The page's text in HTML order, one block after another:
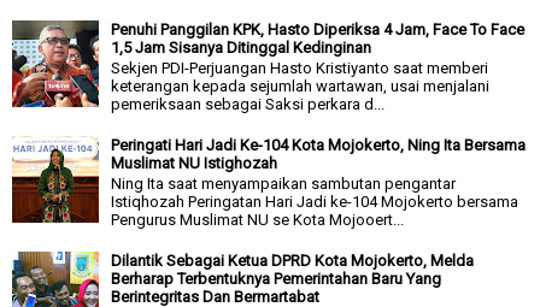
Penuhi Panggilan KPK, Hasto Diperiksa 4 Jam, Face To Face
1,5 Jam Sisanya Ditinggal Kedinginan
Sekjen PDI-Perjuangan Hasto Kristiyanto saat memberi
keterangan kepada sejumlah wartawan, usai menjalani
pemeriksaan sebagai Saksi perkara d...
Peringati Hari Jadi Ke-104 Kota Mojokerto, Ning Ita Bersama
Muslimat NU Istighozah
Ning Ita saat menyampaikan sambutan pengantar
Istiqhozah Peringatan Hari Jadi ke-104 Mojokerto bersama
Pengurus Muslimat NU se Kota Mojooert...
Dilantik Sebagai Ketua DPRD Kota Mojokerto, Melda
Berharap Terbentuknya Pemerintahan Baru Yang
Berintegritas Dan Bermartabat